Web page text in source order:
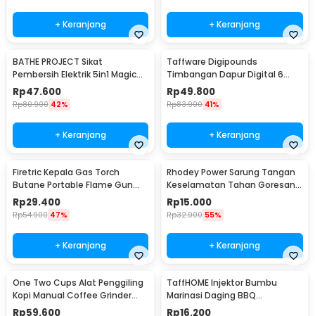
+ Keranjang + Keranjang
BATHE PROJECT Sikat
Pembersih Elektrik 5in1 Magic
Brush Rechargeable - WQ8110
Rp47.600
Rp80.900 42%
+ Keranjang
Taffware Digipounds
Timbangan Dapur Digital 6
Satuan 1kg 0.1g - i2000
Rp49.800
Rp83.900 41%
+ Keranjang
Firetric Kepala Gas Torch
Butane Portable Flame Gun
Adjustable - 807
Rp29.400
Rp54.900 47%
+ Keranjang
Rhodey Power Sarung Tangan
Keselamatan Tahan Goresan
Pisau - EN388
Rp15.000
Rp32.900 55%
+ Keranjang
One Two Cups Alat Penggiling
Kopi Manual Coffee Grinder
Portable - WFCG9800
Rp59.600
TaffHOME Injektor Bumbu
Marinasi Daging BBQ
Seasoning Injector - HC117
Rp16.200